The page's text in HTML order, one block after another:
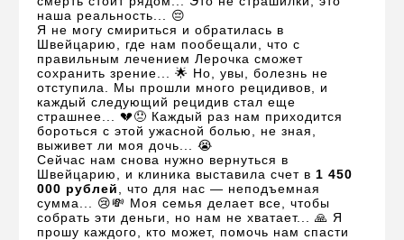
наша реальность... 😔
Я не могу смириться и обратилась в
Швейцарию, где нам пообещали, что с
правильным лечением Лерочка сможет
сохранить зрение... 🌟 Но, увы, болезнь не
отступила. Мы прошли много рецидивов, и
каждый следующий рецидив стал еще
страшнее... 💔😞 Каждый раз нам приходится
бороться с этой ужасной болью, не зная,
выживет ли моя дочь... 😭
Сейчас нам снова нужно вернуться в
Швейцарию, и клиника выставила счет в 1 450
000 рублей
, что для нас — неподъемная
сумма... 😢💸 Моя семья делает все, чтобы
собрать эти деньги, но нам не хватает... 🙏 Я
прошу каждого, кто может, помочь нам спасти